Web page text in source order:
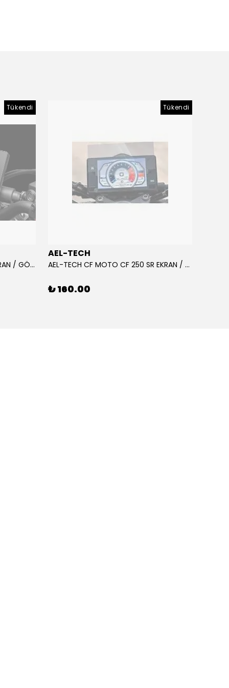
Tükendi
AEL-TECH CF MOTO CF 250 EKRAN / GÖSTERGE KORUYUCU 2020-2022
Tükendi
AEL-TECH
AEL-TECH CF MOTO CF 250 SR EKRAN / GÖSTERGE KORUYUCU 2023-2025
₺ 160.00